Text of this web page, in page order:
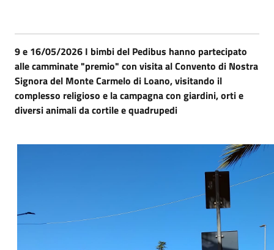
9 e 16/05/2026 I bimbi del Pedibus hanno partecipato
alle camminate "premio" con visita al Convento di Nostra
Signora del Monte Carmelo di Loano, visitando il
complesso religioso e la campagna con giardini, orti e
diversi animali da cortile e quadrupedi